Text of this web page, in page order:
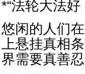
*“法轮大法好
悠闲的人们
上悬挂真相
界需要真善